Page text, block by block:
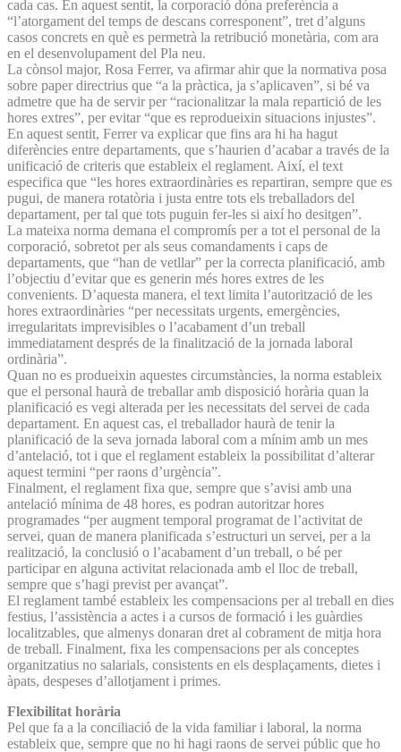
cada cas. En aquest sentit, la corporació dóna preferència a
“l’atorgament del temps de descans corresponent”, tret d’alguns
casos concrets en què es permetrà la retribució monetària, com ara
en el desenvolupament del Pla neu.
La cònsol major, Rosa Ferrer, va afirmar ahir que la normativa posa
sobre paper directrius que “a la pràctica, ja s’aplicaven”, si bé va
admetre que ha de servir per “racionalitzar la mala repartició de les
hores extres”, per evitar “que es reprodueixin situacions injustes”.
En aquest sentit, Ferrer va explicar que fins ara hi ha hagut
diferències entre departaments, que s’haurien d’acabar a través de la
unificació de criteris que estableix el reglament. Així, el text
especifica que “les hores extraordinàries es repartiran, sempre que es
pugui, de manera rotatòria i justa entre tots els treballadors del
departament, per tal que tots puguin fer-les si així ho desitgen”.
La mateixa norma demana el compromís per a tot el personal de la
corporació, sobretot per als seus comandaments i caps de
departaments, que “han de vetllar” per la correcta planificació, amb
l’objectiu d’evitar que es generin més hores extres de les
convenients. D’aquesta manera, el text limita l’autorització de les
hores extraordinàries “per necessitats urgents, emergències,
irregularitats imprevisibles o l’acabament d’un treball
immediatament després de la finalització de la jornada laboral
ordinària”.
Quan no es produeixin aquestes circumstàncies, la norma estableix
que el personal haurà de treballar amb disposició horària quan la
planificació es vegi alterada per les necessitats del servei de cada
departament. En aquest cas, el treballador haurà de tenir la
planificació de la seva jornada laboral com a mínim amb un mes
d’antelació, tot i que el reglament estableix la possibilitat d’alterar
aquest termini “per raons d’urgència”.
Finalment, el reglament fixa que, sempre que s’avisi amb una
antelació mínima de 48 hores, es podran autoritzar hores
programades “per augment temporal programat de l’activitat de
servei, quan de manera planificada s’estructuri un servei, per a la
realització, la conclusió o l’acabament d’un treball, o bé per
participar en alguna activitat relacionada amb el lloc de treball,
sempre que s’hagi previst per avançat”.
El reglament també estableix les compensacions per al treball en dies
festius, l’assistència a actes i a cursos de formació i les guàrdies
localitzables, que almenys donaran dret al cobrament de mitja hora
de treball. Finalment, fixa les compensacions per als conceptes
organitzatius no salarials, consistents en els desplaçaments, dietes i
àpats, despeses d’allotjament i primes.
Flexibilitat horària
Pel que fa a la conciliació de la vida familiar i laboral, la norma
estableix que, sempre que no hi hagi raons de servei públic que ho